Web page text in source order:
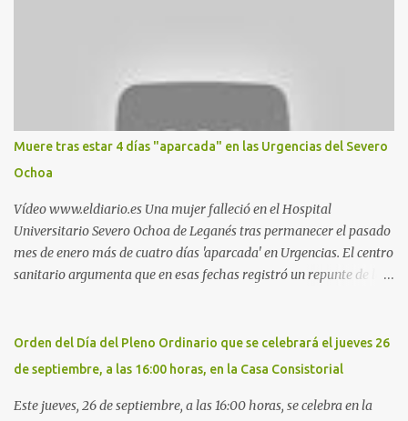
estadio municipal de Butarque) y caminos entre el estadio y Plaza
Nueva. Otro lugar: Escombrera de Polvoranca, entre Leganés y
Móstoles También en el parque de la Hispanidad, situado frente a
la Policía Local de Leganés de la calle Chile, 1, y junto al
cementerio de Butarque". Más información
Muere tras estar 4 días "aparcada" en las Urgencias del Severo
Ochoa
Vídeo www.eldiario.es Una mujer falleció en el Hospital
Universitario Severo Ochoa de Leganés tras permanecer el pasado
mes de enero más de cuatro días 'aparcada' en Urgencias. El centro
sanitario argumenta que en esas fechas registró un repunte de las
arritmia y agravamiento de su dolencia por culpa de un resfriado.
Por ello, la ingresaron a finales del año pasado en el Hospital
cama, en el pasillo, sin mantas y sin poder descansar. Su hija, que
Orden del Día del Pleno Ordinario que se celebrará el jueves 26
de septiembre, a las 16:00 horas, en la Casa Consistorial
Este jueves, 26 de septiembre, a las 16:00 horas, se celebra en la